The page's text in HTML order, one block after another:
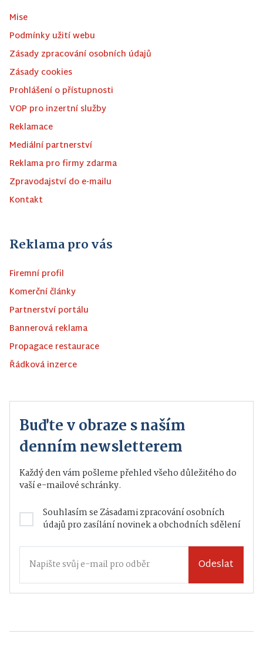
Mise
Podmínky užití webu
Zásady zpracování osobních údajů
Zásady cookies
Prohlášení o přístupnosti
VOP pro inzertní služby
Reklamace
Mediální partnerství
Reklama pro firmy zdarma
Zpravodajství do e-mailu
Kontakt
Reklama pro vás
Firemní profil
Komerční články
Partnerství portálu
Bannerová reklama
Propagace restaurace
Řádková inzerce
Buďte v obraze s naším
denním newsletterem
Každý den vám pošleme přehled všeho důležitého do
vaší e-mailové schránky.
Souhlasím seZásadami zpracování osobních
údajůpro zasílání novinek a obchodních sdělení
Odeslat